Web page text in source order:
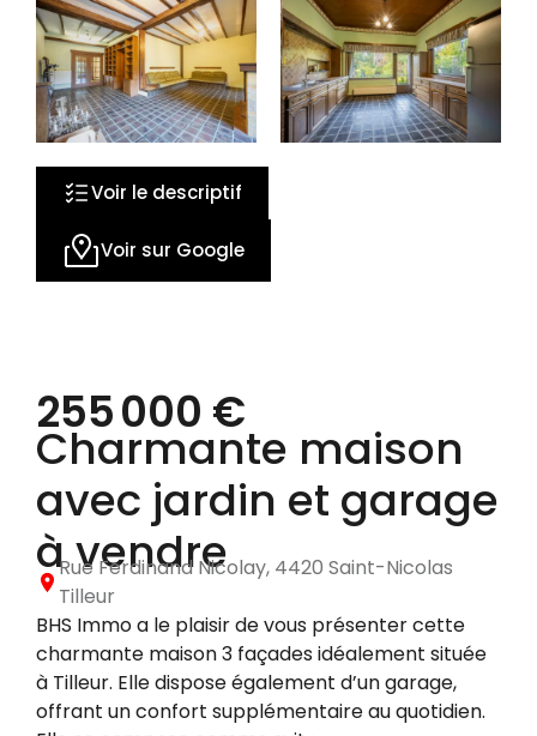
Voir le descriptif
Voir sur Google
255 000 €
Charmante maison
avec jardin et garage
à vendre
Rue Ferdinand Nicolay, 4420 Saint-Nicolas
Tilleur
BHS Immo a le plaisir de vous présenter cette
charmante maison 3 façades idéalement située
à Tilleur. Elle dispose également d’un garage,
offrant un confort supplémentaire au quotidien.